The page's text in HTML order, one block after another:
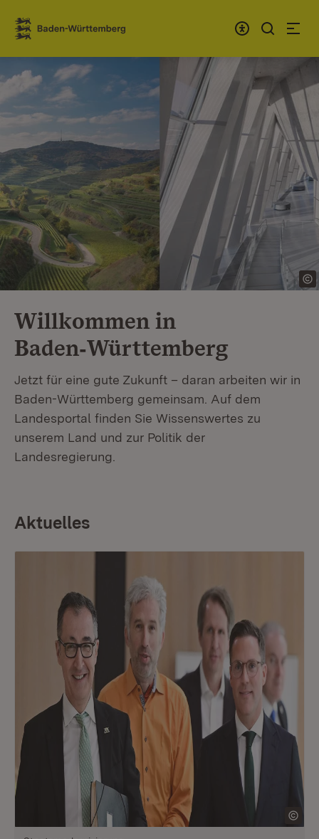
Zum Inhalt springen
Link zur Startseite
Willkommen in
Baden‑Württemberg
Jetzt für eine gute Zukunft – daran arbeiten wir in
Baden-Württemberg gemeinsam. Auf dem
Landesportal finden Sie Wissenswertes zu
unserem Land und zur Politik der
Landesregierung.
Aktuelles